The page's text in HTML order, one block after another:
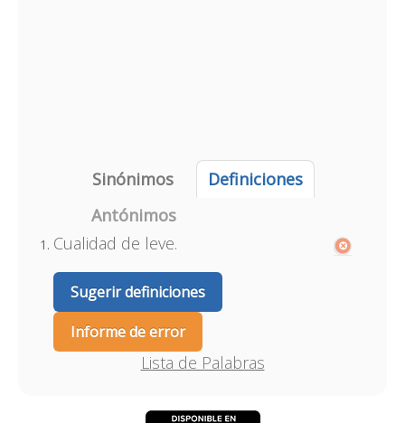
Sinónimos
Definiciones
Antónimos
Cualidad de leve.
Sugerir definiciones
Informe de error
Lista de Palabras